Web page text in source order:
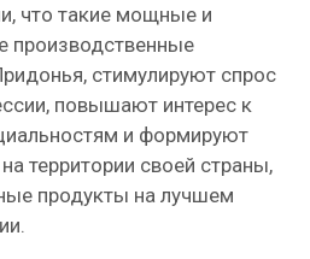
что такие мощные и
производственные
стимулируют спрос
повышают интерес к
и формируют
территории своей страны,
продукты на лучшем